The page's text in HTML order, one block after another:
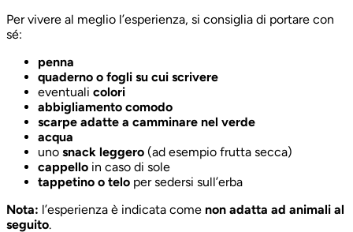
acqua
tappetino o telo
Nota:l’esperienza è indicata come
seguito.
Per vivere al meglio l’esperienza, si consiglia di portare con
sé:
penna
quaderno o fogli su cui scrivere
eventuali colori
abbigliamento comodo
scarpe adatte a camminare nel verde
acqua
uno snack leggero (ad esempio frutta secca)
cappello in caso di sole
tappetino o telo per sedersi sull’erba
Nota: l’esperienza è indicata come non adatta ad animali al
seguito.